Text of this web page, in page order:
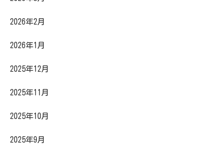
2026年2月
2026年1月
2025年12月
2025年11月
2025年10月
2025年9月